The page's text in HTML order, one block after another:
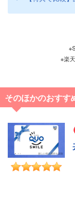
※楽
そのほかのおすす